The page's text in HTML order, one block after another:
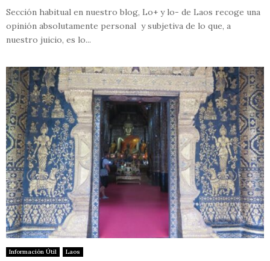
Sección habitual en nuestro blog, Lo+ y lo- de Laos recoge una
opinión absolutamente personal y subjetiva de lo que, a
nuestro juicio, es lo...
Información Útil Laos